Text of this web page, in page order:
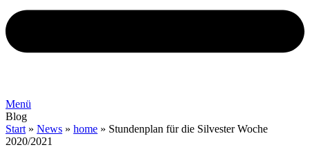
Menü
Blog
Start » News » home » Stundenplan für die Silvester Woche
2020/2021